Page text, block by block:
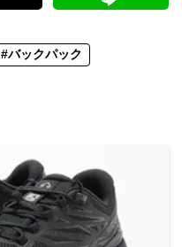
#バックパック